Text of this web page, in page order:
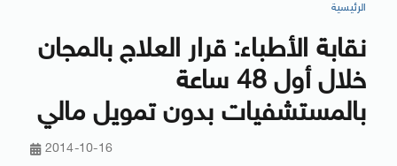
الرئيسية
نقابة الأطباء: قرار العلاج بالمجان
خلال أول 48 ساعة
بالمستشفيات بدون تمويل مالي
2014-10-16